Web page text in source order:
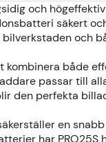
och
säkert
och
både
passar till
den perfekta
en
har PRO25S